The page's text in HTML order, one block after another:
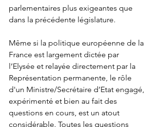
parlementaires plus exigeantes que
dans la précédente législature.
Même si la politique européenne de la
France est largement dictée par
l’Elysée et relayée directement par la
Représentation permanente, le rôle
d'un Ministre/Secrétaire d’Etat engagé,
expérimenté et bien au fait des
questions en cours, est un atout
considérable. Toutes les questions